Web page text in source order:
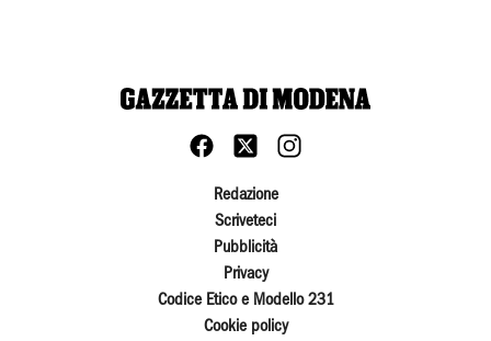
Redazione
Scriveteci
Pubblicità
Privacy
Codice Etico e Modello 231
Cookie policy